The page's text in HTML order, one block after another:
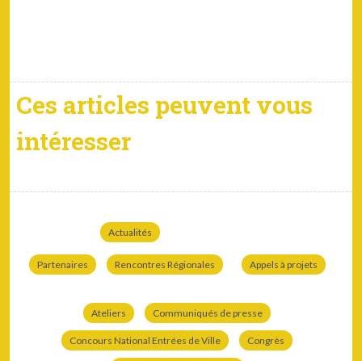
Ces articles peuvent vous
intéresser
Actualités
Partenaires Rencontres Régionales Appels à projets
Ateliers Communiqués de presse
Concours National Entrées de Ville Congrès